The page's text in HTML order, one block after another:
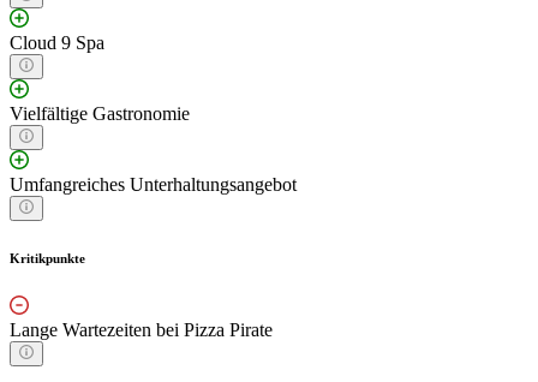
Cloud 9 Spa
Vielfältige Gastronomie
Umfangreiches Unterhaltungsangebot
Kritikpunkte
Lange Wartezeiten bei Pizza Pirate